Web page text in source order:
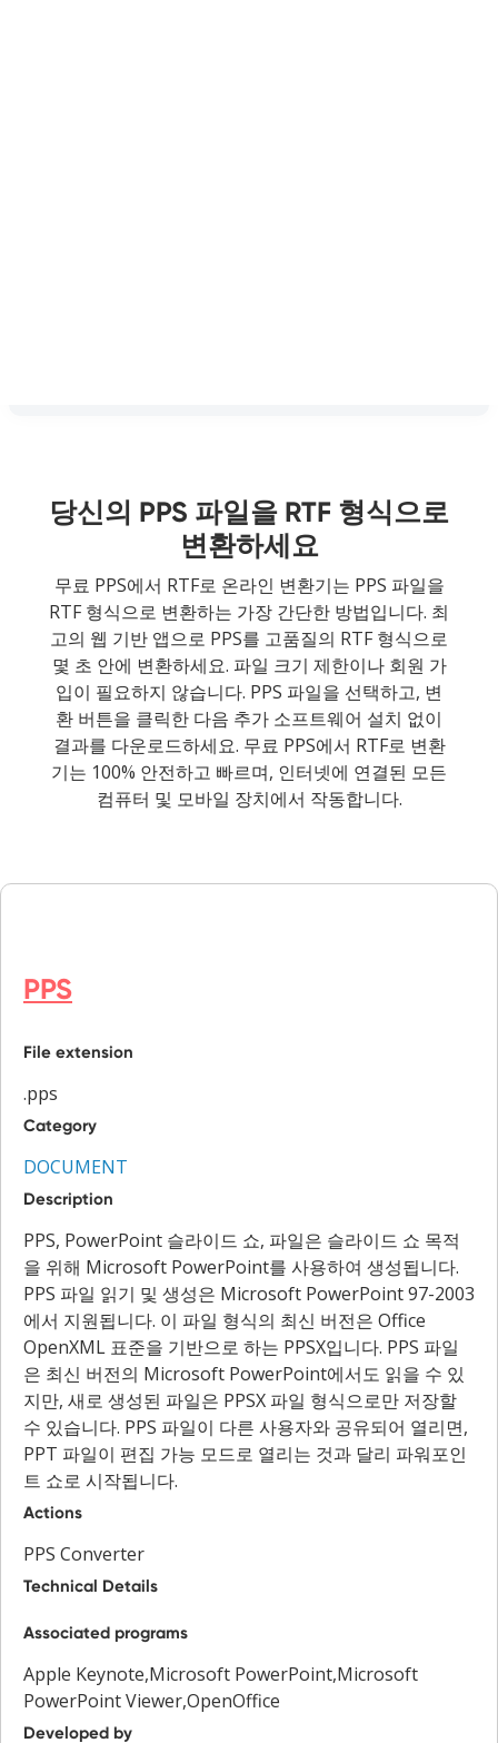
당신의 PPS 파일을 RTF 형식으로
변환하세요
무료 PPS에서 RTF로 온라인 변환기는 PPS 파일을
RTF 형식으로 변환하는 가장 간단한 방법입니다. 최
고의 웹 기반 앱으로 PPS를 고품질의 RTF 형식으로
몇 초 안에 변환하세요. 파일 크기 제한이나 회원 가
입이 필요하지 않습니다. PPS 파일을 선택하고, 변
환 버튼을 클릭한 다음 추가 소프트웨어 설치 없이
결과를 다운로드하세요. 무료 PPS에서 RTF로 변환
기는 100% 안전하고 빠르며, 인터넷에 연결된 모든
컴퓨터 및 모바일 장치에서 작동합니다.
PPS
File extension
.pps
Category
DOCUMENT
Description
PPS, PowerPoint 슬라이드 쇼, 파일은 슬라이드 쇼 목적
을 위해 Microsoft PowerPoint를 사용하여 생성됩니다.
PPS 파일 읽기 및 생성은 Microsoft PowerPoint 97-2003
에서 지원됩니다. 이 파일 형식의 최신 버전은 Office
OpenXML 표준을 기반으로 하는 PPSX입니다. PPS 파일
은 최신 버전의 Microsoft PowerPoint에서도 읽을 수 있
지만, 새로 생성된 파일은 PPSX 파일 형식으로만 저장할
수 있습니다. PPS 파일이 다른 사용자와 공유되어 열리면,
PPT 파일이 편집 가능 모드로 열리는 것과 달리 파워포인
트 쇼로 시작됩니다.
Actions
PPS Converter
Technical Details
Associated programs
Apple Keynote,Microsoft PowerPoint,Microsoft
PowerPoint Viewer,OpenOffice
Developed by